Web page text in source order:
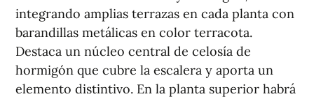
integrando amplias terrazas en cada planta con
barandillas metálicas en color terracota.
Destaca un núcleo central de celosía de
hormigón que cubre la escalera y aporta un
elemento distintivo. En la planta superior habrá